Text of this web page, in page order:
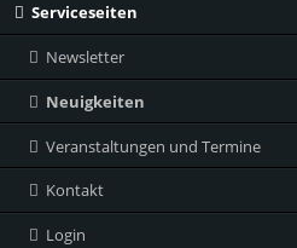
Serviceseiten
Newsletter
Neuigkeiten
Veranstaltungen und Termine
Kontakt
Login